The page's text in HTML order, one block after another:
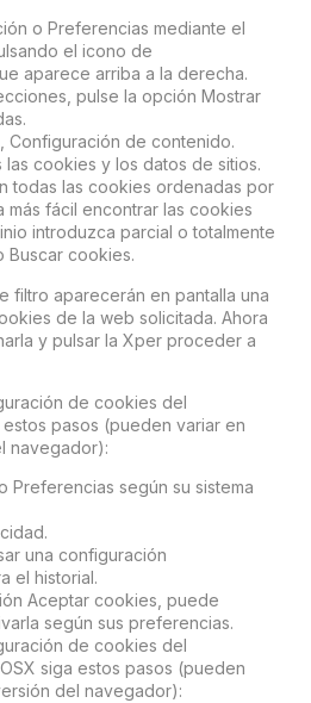
o Preferencias mediante el
el icono de
aparece arriba a la derecha.
pulse la opción Mostrar
Configuración de contenido.
cookies y los datos de sitios.
todas las cookies ordenadas por
más fácil encontrar las cookies
introduzca parcial o totalmente
Buscar cookies.
filtro aparecerán en pantalla una
de la web solicitada. Ahora
y pulsar la Xper proceder a
de cookies del
estos pasos (pueden variar en
navegador):
Preferencias según su sistema
una configuración
el historial.
Aceptar cookies, puede
según sus preferencias.
de cookies del
siga estos pasos (pueden
del navegador):